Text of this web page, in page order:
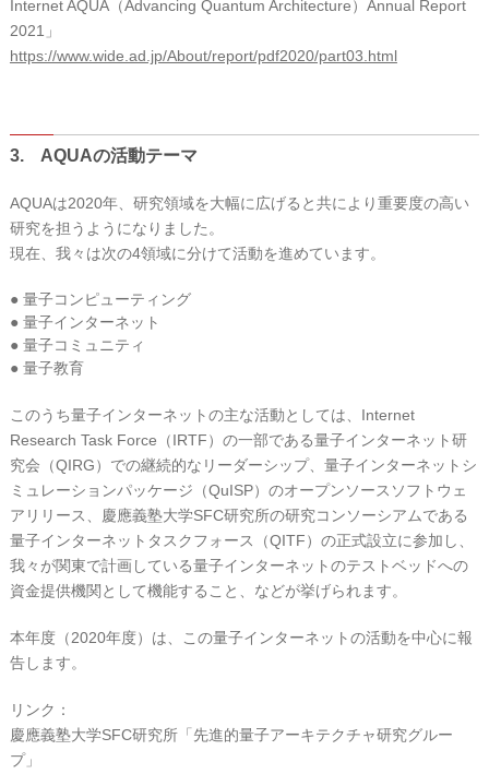
Internet AQUA（Advancing Quantum Architecture）Annual Report
2021」
https://www.wide.ad.jp/About/report/pdf2020/part03.html
3. AQUAの活動テーマ
AQUAは2020年、研究領域を大幅に広げると共により重要度の高い
研究を担うようになりました。
現在、我々は次の4領域に分けて活動を進めています。
● 量子コンピューティング
● 量子インターネット
● 量子コミュニティ
● 量子教育
このうち量子インターネットの主な活動としては、Internet
Research Task Force（IRTF）の一部である量子インターネット研
究会（QIRG）での継続的なリーダーシップ、量子インターネットシ
ミュレーションパッケージ（QuISP）のオープンソースソフトウェ
アリリース、慶應義塾大学SFC研究所の研究コンソーシアムである
量子インターネットタスクフォース（QITF）の正式設立に参加し、
我々が関東で計画している量子インターネットのテストベッドへの
資金提供機関として機能すること、などが挙げられます。
本年度（2020年度）は、この量子インターネットの活動を中心に報
告します。
リンク：
慶應義塾大学SFC研究所「先進的量子アーキテクチャ研究グルー
プ」